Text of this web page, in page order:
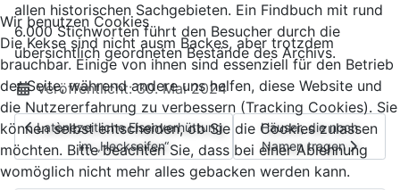
allen historischen Sachgebieten. Ein Findbuch mit rund
6.000 Stichworten führt den Besucher durch die
übersichtlich geordneten Bestände des Archivs.
DetailsVeröffentlicht: 30. Mai 2024
Vorheriger Beitrag: Latènezeitliche Eisenverhüttung im
Latènezeitliche Eisenverhüttung
im „Heckseifen“
Nächster Beitrag:
Häuser, die noch
Namen tragen
Wir benutzen Cookies
Die Kekse sind nicht ausm Backes, aber trotzdem
brauchbar. Einige von ihnen sind essenziell für den Betrieb
der Seite, während andere uns helfen, diese Website und
die Nutzererfahrung zu verbessern (Tracking Cookies). Sie
können selbst entscheiden, ob Sie die Cookies zulassen
möchten. Bitte beachten Sie, dass bei einer Ablehnung
womöglich nicht mehr alles gebacken werden kann.